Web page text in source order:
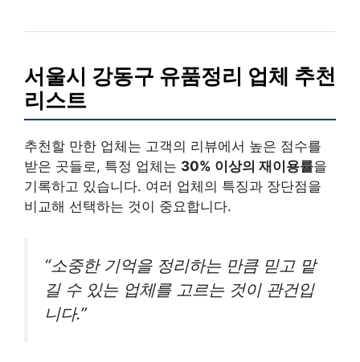
서울시 강동구 유품정리 업체 추천
리스트
추천할 만한 업체는 고객의 리뷰에서 높은 점수를
받은 곳들로, 특정 업체는 30% 이상의 재이용률을
기록하고 있습니다. 여러 업체의 특징과 장단점을
비교해 선택하는 것이 중요합니다.
“소중한 기억을 정리하는 만큼 믿고 맡
길 수 있는 업체를 고르는 것이 관건입
니다.”